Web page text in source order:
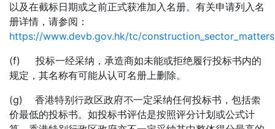
以及在截标日期或之前正式获准加入名册。有关申请列入名
册详情，请参阅：
https://www.devb.gov.hk/tc/
(f) 投标一经采纳，承造商如未能或拒绝履行投标书内的
规定，其名称有可能从认可名册上删除。
(g) 香港特别行政区政府不一定采纳任何投标书，包括索
价最低的投标书。如投标书评估是按照评分计划或公式计